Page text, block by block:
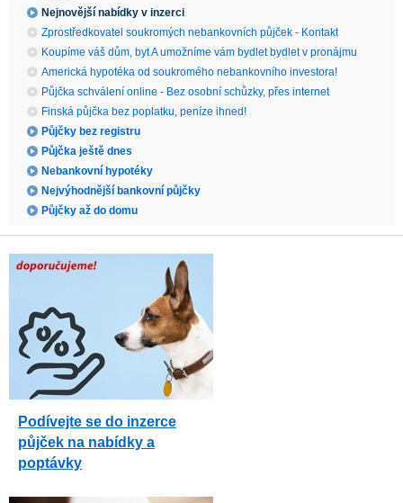
Nejnovější nabídky v inzerci
Zprostředkovatel soukromých nebankovních půjček - Kontakt
Koupíme váš dům, byt A umožníme vám bydlet bydlet v pronájmu
Americká hypotéka od soukromého nebankovního investora!
Půjčka schválení online - Bez osobní schůzky, přes internet
Finská půjčka bez poplatku, peníze ihned!
Půjčky bez registru
Půjčka ještě dnes
Nebankovní hypotéky
Nejvýhodnější bankovní půjčky
Půjčky až do domu
Podívejte se do inzerce
půjček na nabídky a
poptávky